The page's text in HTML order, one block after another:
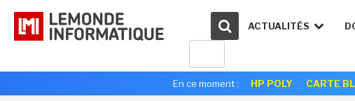
ACTUALITÉS
En ce moment : HP POLY CARTE